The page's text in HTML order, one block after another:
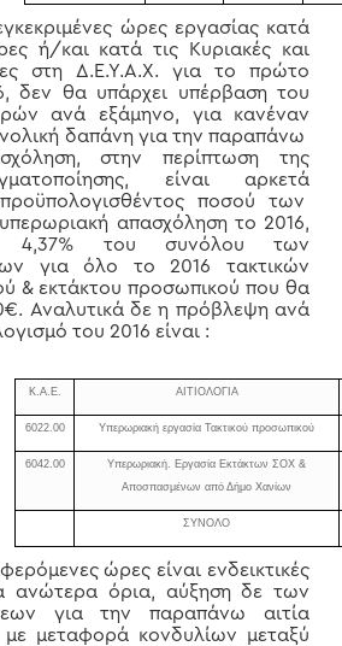
ώρες εργασίας κατά
ή/και κατά τις Κυριακές και
στη Δ.Ε.Υ.Α.Χ. για το πρώτο
δεν θα υπάρχει υπέρβαση του
ανά εξάμηνο, για κανέναν
δαπάνη για την παραπάνω
στην περίπτωση της
είναι αρκετά
ποσού των
απασχόληση το 2016,
4,37% του συνόλου των
για όλο το 2016 τακτικών
& εκτάκτου προσωπικού που θα
Αναλυτικά δε η πρόβλεψη ανά
του 2016 είναι :
Κ.Α.Ε. ΑΙΤΙΟΛΟΓΙΑ
6022.00 Υπερωριακή εργασία Τακτικού προσωπικού
6042.00
Υπερωριακή. Εργασία Εκτάκτων ΣΟΧ &
Αποσπασμένων από Δήμο Χανίων
ΣΥΝΟΛΟ
ώρες είναι ενδεικτικές
όρια, αύξηση δε των
για την παραπάνω αιτία
με μεταφορά κονδυλίων μεταξύ